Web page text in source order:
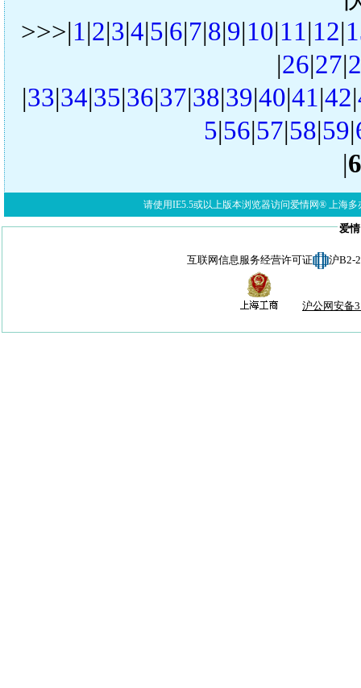
>>>|1|2|3|4|5|6|7|8|9|10|11|12|
|26|27|
|33|34|35|36|37|38|39|40|41|42|
5|56|57|58|59|
|
请使用IE5.5或以上版本浏览器访问爱情网® 上海多
爱
互联网信息服务经营许可证 沪B2-
沪公网安备